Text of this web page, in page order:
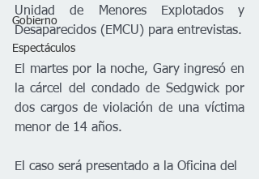
Gobierno
Espectáculos
Unidad de Menores Explotados y
Desaparecidos (EMCU) para entrevistas.
El martes por la noche, Gary ingresó en
la cárcel del condado de Sedgwick por
dos cargos de violación de una víctima
menor de 14 años.
El caso será presentado a la Oficina del